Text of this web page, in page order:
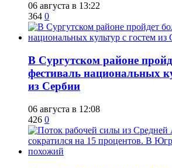
06 августа в 13:22
364 0
В Сургутском районе
фестиваль национальных
из Сербии
06 августа в 12:08
426 0